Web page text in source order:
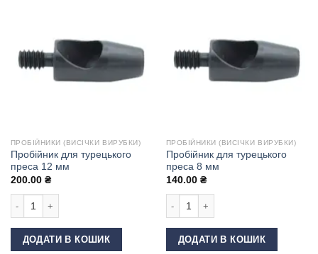
ПРОБІЙНИКИ (ВИСІЧКИ ВИРУБКИ)
Пробійник для турецького
преса 12 мм
200.00 ₴
ДОДАТИ В КОШИК
ПРОБІЙНИКИ (ВИСІЧКИ ВИРУБКИ)
Пробійник для турецького
преса 8 мм
140.00 ₴
ДОДАТИ В КОШИК